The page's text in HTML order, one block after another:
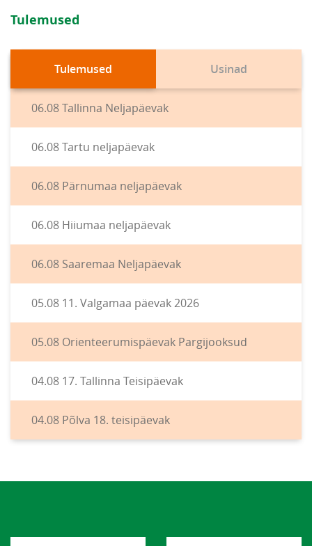
Tulemused
Tulemused Usinad
06.08 Tallinna Neljapäevak
06.08 Tartu neljapäevak
06.08 Pärnumaa neljapäevak
06.08 Hiiumaa neljapäevak
06.08 Saaremaa Neljapäevak
05.08 11. Valgamaa päevak 2026
05.08 Orienteerumispäevak Pargijooksud
04.08 17. Tallinna Teisipäevak
04.08 Põlva 18. teisipäevak